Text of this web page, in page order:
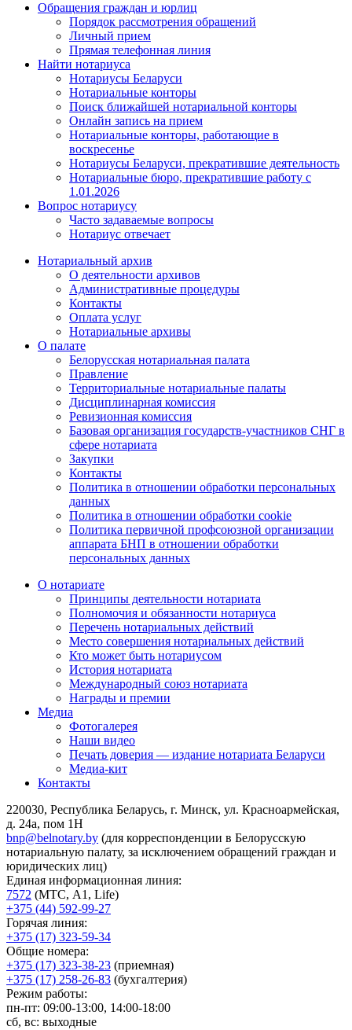
Обращения граждан и юрлиц
Порядок рассмотрения обращений
Личный прием
Прямая телефонная линия
Найти нотариуса
Нотариусы Беларуси
Нотариальные конторы
Поиск ближайшей нотариальной конторы
Онлайн запись на прием
Нотариальные конторы, работающие в
воскресенье
Нотариусы Беларуси, прекратившие деятельность
Нотариальные бюро, прекратившие работу с
1.01.2026
Вопрос нотариусу
Часто задаваемые вопросы
Нотариус отвечает
Нотариальный архив
О деятельности архивов
Административные процедуры
Контакты
Оплата услуг
Нотариальные архивы
О палате
Белорусская нотариальная палата
Правление
Территориальные нотариальные палаты
Дисциплинарная комиссия
Ревизионная комиссия
Базовая организация государств-участников СНГ в
сфере нотариата
Закупки
Контакты
Политика в отношении обработки персональных
данных
Политика в отношении обработки cookie
Политика первичной профсоюзной организации
аппарата БНП в отношении обработки
персональных данных
О нотариате
Принципы деятельности нотариата
Полномочия и обязанности нотариуса
Перечень нотариальных действий
Место совершения нотариальных действий
Кто может быть нотариусом
История нотариата
Международный союз нотариата
Награды и премии
Медиа
Фотогалерея
Наши видео
Печать доверия — издание нотариата Беларуси
Медиа-кит
Контакты
220030, Республика Беларусь, г. Минск, ул. Красноармейская,
д. 24а, пом 1Н
bnp@belnotary.by (для корреспонденции в Белорусскую
нотариальную палату, за исключением обращений граждан и
юридических лиц)
Единая информационная линия:
7572 (МТС, A1, Life)
+375 (44) 592-99-27
Горячая линия:
+375 (17) 323-59-34
Общие номера:
+375 (17) 323-38-23 (приемная)
+375 (17) 258-26-83 (бухгалтерия)
Режим работы:
пн-пт: 09:00-13:00, 14:00-18:00
сб, вс: выходные